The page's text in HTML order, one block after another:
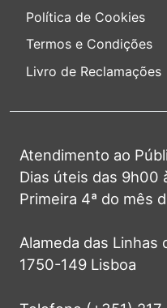
Política de Cookies
Termos e Condições
Livro de Reclamações
Atendimento ao
Dias úteis das 9h00
Primeira 4ª do mês
Alameda das Linhas
1750-149 Lisboa